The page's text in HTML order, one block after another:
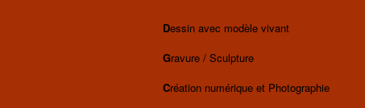
Dessin avec modèle vivant
Gravure / Sculpture
Création numérique et Photographie